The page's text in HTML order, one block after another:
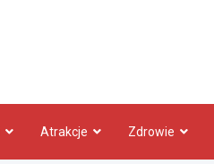
Atrakcje Zdrowie